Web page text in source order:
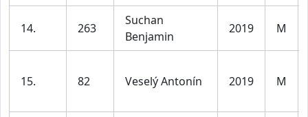
14. 263
Suchan
Benjamin
2019 M
15. 82 Veselý Antonín 2019 M